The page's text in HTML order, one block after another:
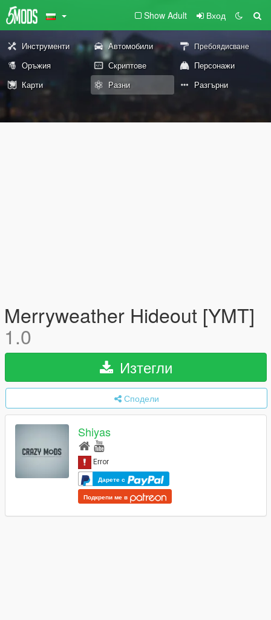
Show Adult Вход
Инструменти Автомобили Пребоядисване
Оръжия Скриптове
Персонажи
Карти
Разни Разгърни
Merryweather Hideout [YMT]
1.0
Изтегли
Сподели
Shiyas
Дарете с
Подкрепи ме в